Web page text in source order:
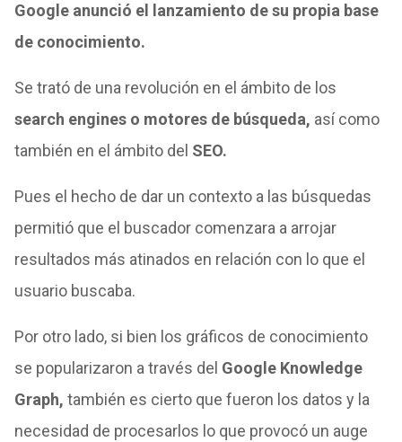
Google anunció el lanzamiento de su propia base
de conocimiento.
Se trató de una revolución en el ámbito de los
search engines o motores de búsqueda, así como
también en el ámbito del SEO.
Pues el hecho de dar un contexto a las búsquedas
permitió que el buscador comenzara a arrojar
resultados más atinados en relación con lo que el
usuario buscaba.
Por otro lado, si bien los gráficos de conocimiento
se popularizaron a través del Google Knowledge
Graph, también es cierto que fueron los datos y la
necesidad de procesarlos lo que provocó un auge